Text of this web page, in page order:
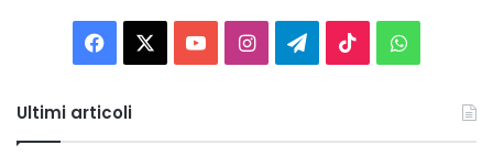
Facebook You InstagramTelegram
TikTok
Ultimi articoli